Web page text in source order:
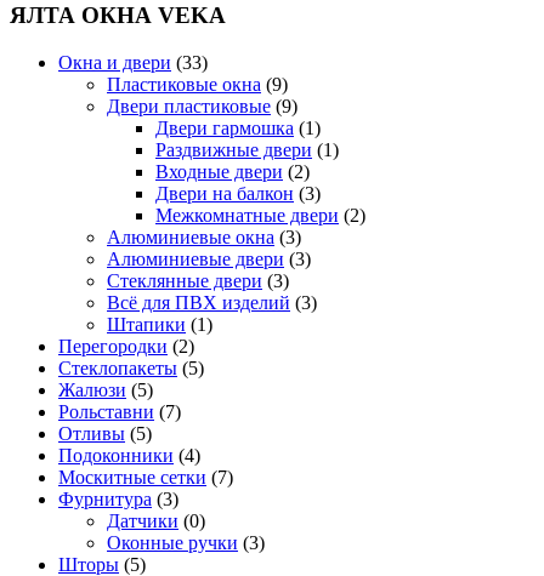
ЯЛТА ОКНА VEKA
Окна и двери (33)
Пластиковые окна (9)
Двери пластиковые (9)
Двери гармошка (1)
Раздвижные двери (1)
Входные двери (2)
Двери на балкон (3)
Межкомнатные двери (2)
Алюминиевые окна (3)
Алюминиевые двери (3)
Стеклянные двери (3)
Всё для ПВХ изделий (3)
Штапики (1)
Перегородки (2)
Стеклопакеты (5)
Жалюзи (5)
Рольставни (7)
Отливы (5)
Подоконники (4)
Москитные сетки (7)
Фурнитура (3)
Датчики (0)
Оконные ручки (3)
Шторы (5)